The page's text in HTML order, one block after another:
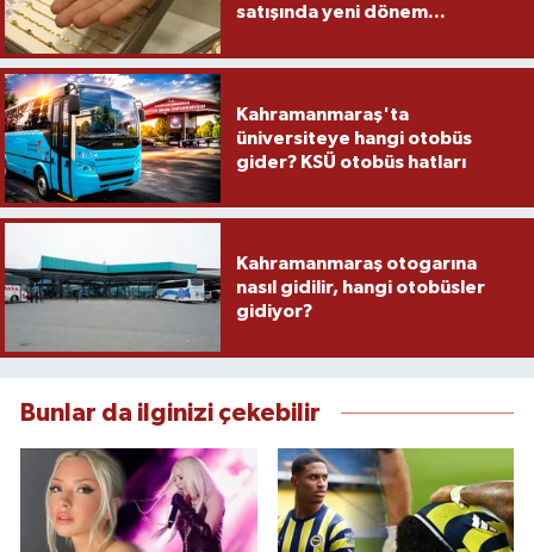
satışında yeni dönem...
Kahramanmaraş'ta
üniversiteye hangi otobüs
gider? KSÜ otobüs hatları
Kahramanmaraş otogarına
nasıl gidilir, hangi otobüsler
gidiyor?
Bunlar da ilginizi çekebilir